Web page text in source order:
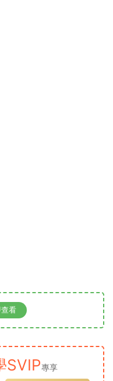
看
SVIP專享